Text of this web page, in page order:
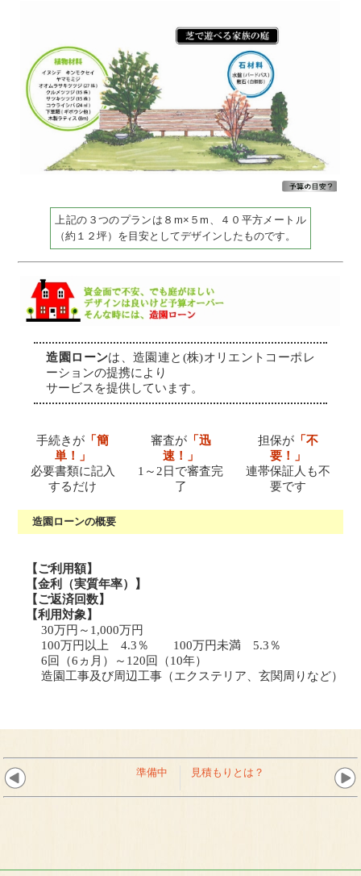
上記の３つのプランは８m×５m、４０平方メートル
（約１２坪）を目安としてデザインしたものです。
造園ローンは、造園連と(株)オリエントコーポレ
ーションの提携により
サービスを提供しています。
手続きが 「簡
単！」
必要書類に記入
するだけ
審査が「迅
速！」
1～2日で審査完
了
担保が 「不
要！」
連帯保証人も不
要です
造園ローンの概要
【ご利用額】
【金利（実質年率）】
【ご返済回数】
【利用対象】
30万円～1,000万円
100万円以上 4.3％ 100万円未満 5.3％
6回（6ヵ月）～120回（10年）
造園工事及び周辺工事（エクステリア、玄関周りなど）
準備中 見積もりとは？